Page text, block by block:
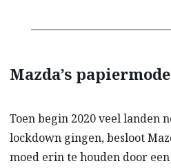
Mazda’s
Toen begin 2020 veel landen
lockdown gingen, besloot
moed erin te houden door